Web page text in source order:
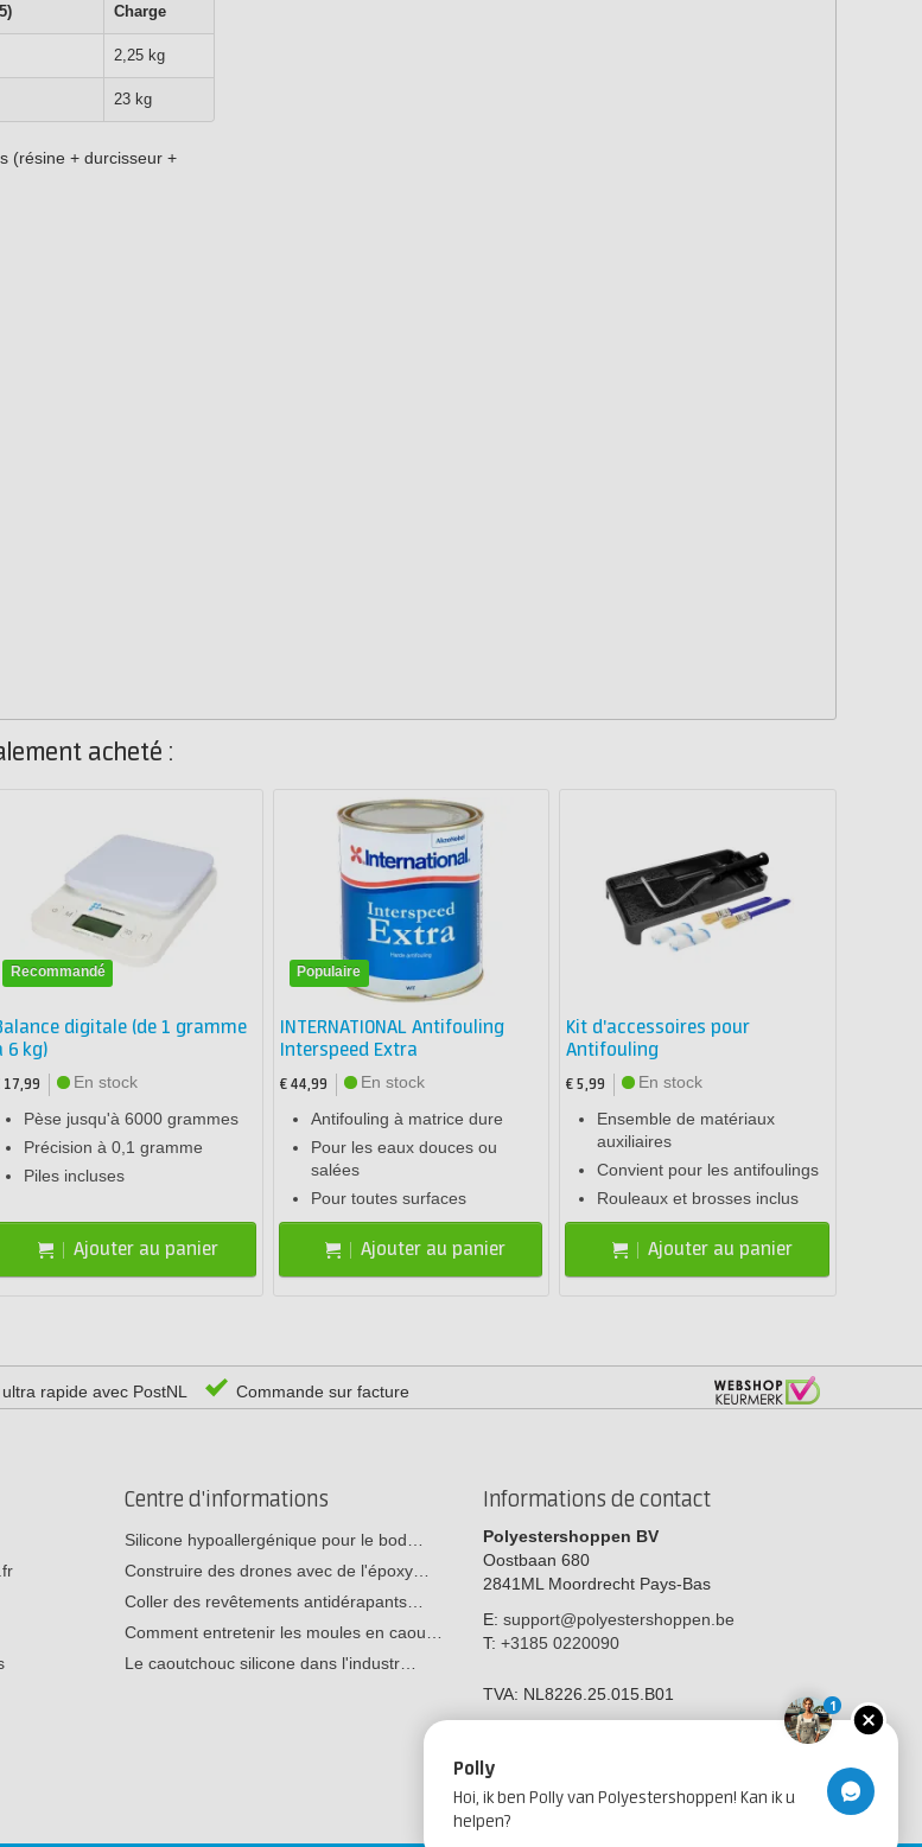
Charge
2,25 kg
23 kg
(résine + durcisseur +
acheté :
Recommandé
digitale (de 1 gramme
6 kg)
17,99
En stock
Pèse jusqu'à 6000 grammes
Précision à 0,1 gramme
Piles incluses
Ajouter au panier
Populaire
INTERNATIONAL Antifouling
Interspeed Extra
€ 44,99
En stock
Antifouling à matrice dure
Pour les eaux douces ou
salées
Pour toutes surfaces
Ajouter au panier
Kit d'accessoires pour
Antifouling
€ 5,99
En stock
Ensemble de matériaux
auxiliaires
Convient pour les antifoulings
Rouleaux et brosses inclus
Ajouter au panier
rapide avec PostNL Commande sur facture
Centre d'informations
Silicone hypoallergénique pour le bod…
Construire des drones avec de l'époxy…
Coller des revêtements antidérapants…
Comment entretenir les moules en caou…
Le caoutchouc silicone dans l'industr…
Informations de contact
Polyestershoppen BV
Oostbaan 680
2841ML Moordrecht Pays-Bas
E: support@polyestershoppen.be
T: +3185 0220090
TVA: NL8226.25.015.B01
1
Polly
Hoi, ik ben Polly van Polyestershoppen! Kan ik u
helpen?